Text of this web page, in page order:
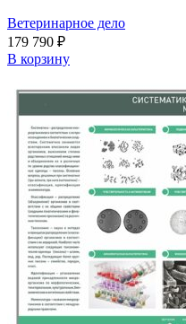
Ветеринарное дело
179 790 ₽
В корзину